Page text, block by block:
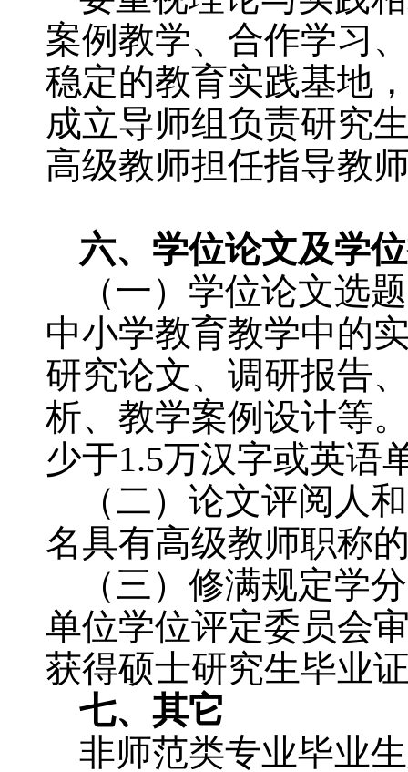
案例教学、合作学习
稳定的教育实践基地
成立导师组负责研究
高级教师担任指导教
六、学位论文及学
（一）学位论文选
中小学教育教学中的
研究论文、调研报告
析、教学案例设计等
少于1.5万汉字或英语
（二）论文评阅人
名具有高级教师职称
（三）修满规定学
单位学位评定委员会
获得硕士研究生毕业
七、其它
非师范类专业毕业